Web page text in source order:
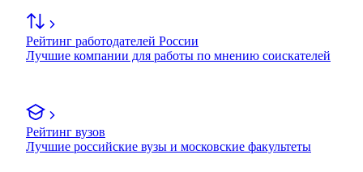
Рейтинг работодателей России
Лучшие компании для работы по мнению соискателей
Рейтинг вузов
Лучшие российские вузы и московские факультеты